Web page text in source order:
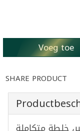
Voeg toe
SHARE PRODUCT
80 غ من توفير، خلطة متكاملة